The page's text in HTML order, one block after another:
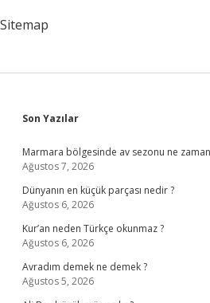
Sitemap
Sidebar
Son Yazılar
Marmara bölgesinde av sezonu ne zaman
Ağustos 7, 2026
Dünyanın en küçük parçası nedir ?
Ağustos 6, 2026
Kur’an neden Türkçe okunmaz ?
Ağustos 6, 2026
Avradım demek ne demek ?
Ağustos 5, 2026